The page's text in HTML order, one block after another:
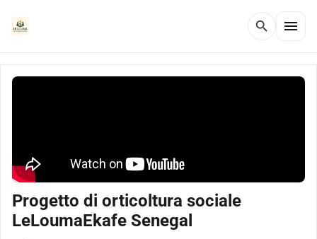
search menu
Progetto di orticoltura sociale
LeLoumaEkafe Senegal